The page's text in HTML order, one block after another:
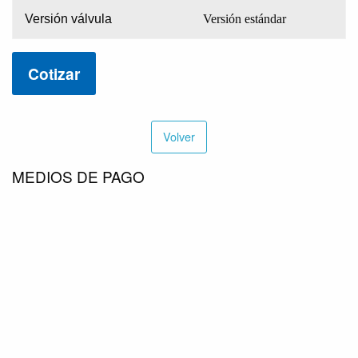
Versión válvula Versión estándar
Cotizar
Volver
MEDIOS DE PAGO